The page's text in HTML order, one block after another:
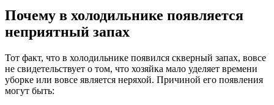
Почему в холодильнике появляется
неприятный запах
Тот факт, что в холодильнике появился скверный запах, вовсе
не свидетельствует о том, что хозяйка мало уделяет времени
уборке или вовсе является неряхой. Причиной его появления
могут быть: